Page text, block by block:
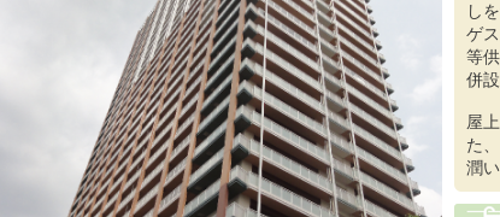
し
ゲ
等
併
屋
た
潤